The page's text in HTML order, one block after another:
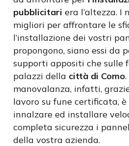
pubblicitari era l’altezza. I
migliori per affrontare le
l’installazione dei vostri
propongono, siano essi da
supporti appositi che sulle
palazzi della città di Como
manovalanza, infatti,
lavoro su fune certificata,
innalzare ed installare
completa sicurezza i
della vostra azienda.